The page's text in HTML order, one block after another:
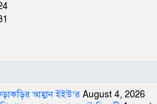
আহ্বান ইইউ’র August 4, 2026